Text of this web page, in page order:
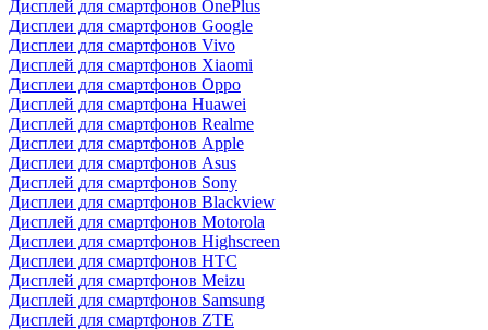
Дисплей для смартфонов OnePlus
Дисплеи для смартфонов Google
Дисплеи для смартфонов Vivo
Дисплей для смартфонов Xiaomi
Дисплеи для смартфонов Oppo
Дисплей для смартфона Huawei
Дисплей для смартфонов Realme
Дисплеи для смартфонов Apple
Дисплеи для смартфонов Asus
Дисплей для смартфонов Sony
Дисплеи для смартфонов Blackview
Дисплей для смартфонов Motorola
Дисплеи для смартфонов Highscreen
Дисплеи для смартфонов HTC
Дисплей для смартфонов Meizu
Дисплей для смартфонов Samsung
Дисплей для смартфонов ZTE